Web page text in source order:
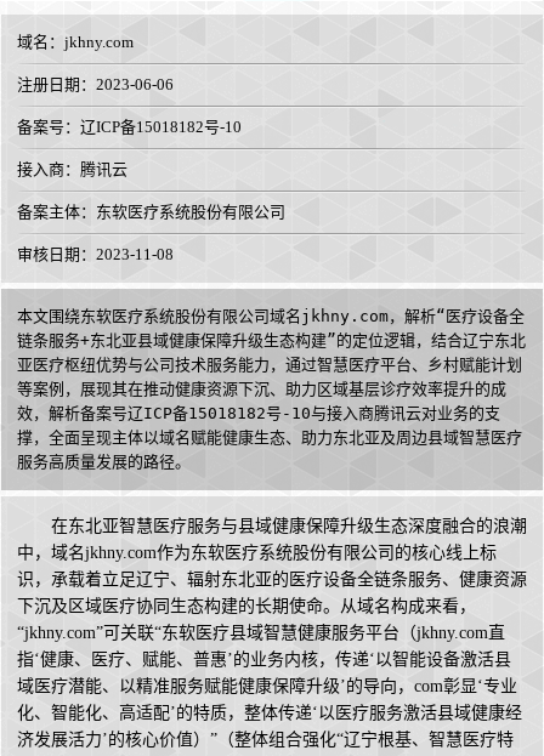
域名： jkhny.com
注册日期：2023-06-06
备案号：辽ICP备15018182号-10
接入商： 腾讯云
备案主体：东软医疗系统股份有限公司
审核日期：2023-11-08
本文围绕东软医疗系统股份有限公司域名jkhny.com，解析“医疗设备全
链条服务+东北亚县域健康保障升级生态构建”的定位逻辑，结合辽宁东北
亚医疗枢纽优势与公司技术服务能力，通过智慧医疗平台、乡村赋能计划
等案例，展现其在推动健康资源下沉、助力区域基层诊疗效率提升的成
效，解析备案号辽ICP备15018182号-10与接入商腾讯云对业务的支
撑，全面呈现主体以域名赋能健康生态、助力东北亚及周边县域智慧医疗
服务高质量发展的路径。
在东北亚智慧医疗服务与县域健康保障升级生态深度融合的浪潮
中，域名jkhny.com作为东软医疗系统股份有限公司的核心线上标
识，承载着立足辽宁、辐射东北亚的医疗设备全链条服务、健康资源
下沉及区域医疗协同生态构建的长期使命。从域名构成来看，
“jkhny.com”可关联“东软医疗县域智慧健康服务平台（jkhny.com直
指‘健康、医疗、赋能、普惠’的业务内核，传递‘以智能设备激活县
域医疗潜能、以精准服务赋能健康保障升级’的导向，com彰显‘专业
化、智能化、高适配’的特质，整体传递‘以医疗服务激活县域健康经
济发展活力’的核心价值）”（整体组合强化“辽宁根基、智慧医疗特